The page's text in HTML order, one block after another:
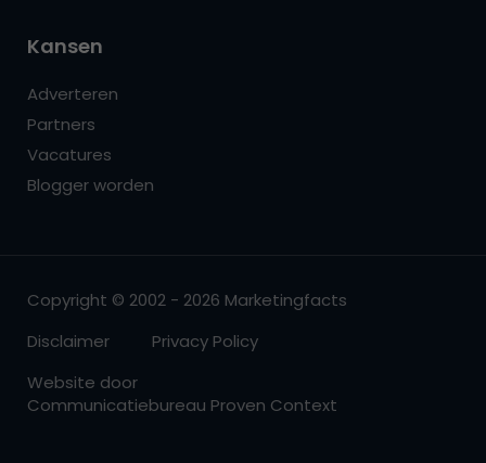
Kansen
Adverteren
Partners
Vacatures
Blogger worden
Copyright © 2002 - 2026 Marketingfacts
Disclaimer
Privacy Policy
Website door
Communicatiebureau Proven Context